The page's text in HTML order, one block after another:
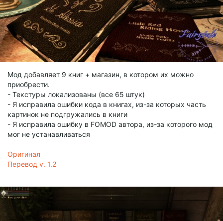
Мод добавляет 9 книг + магазин, в котором их можно
приобрести.
- Текстуры локализованы (все 65 штук)
- Я исправила ошибки кода в книгах, из-за которых часть
картинок не подгружались в книги
- Я исправила ошибку в FOMOD автора, из-за которого мод
мог не устанавливаться
Оригинал
Перевод v. 1.2